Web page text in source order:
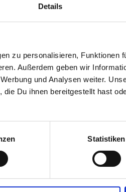
Details
zu personalisieren, Funktionen
Außerdem geben wir
und Analysen weiter.
Du ihnen bereitgestellt hast
Statistiken